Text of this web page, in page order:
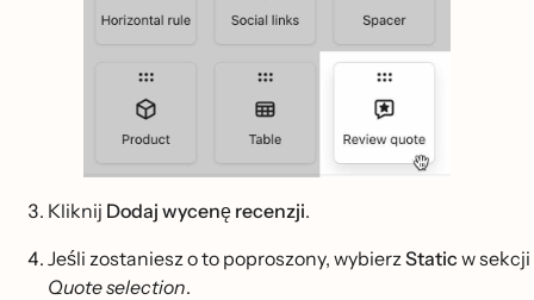
Kliknij Dodaj wycenę recenzji.
Jeśli zostaniesz o to poproszony, wybierz Static w sekcji
Quote selection.